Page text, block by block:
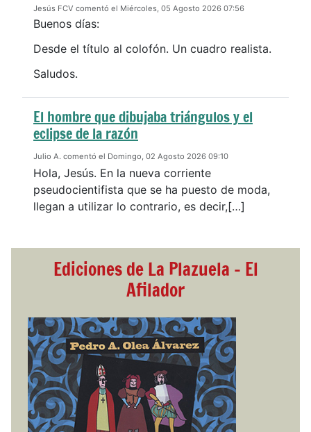
Jesús FCV comentó el Miércoles, 05 Agosto 2026 07:56
Buenos días:
Desde el título al colofón. Un cuadro realista.
Saludos.
El hombre que dibujaba triángulos y el
eclipse de la razón
Julio A. comentó el Domingo, 02 Agosto 2026 09:10
Hola, Jesús. En la nueva corriente
pseudocientifista que se ha puesto de moda,
llegan a utilizar lo contrario, es decir,[…]
Ediciones de La Plazuela - El
Afilador